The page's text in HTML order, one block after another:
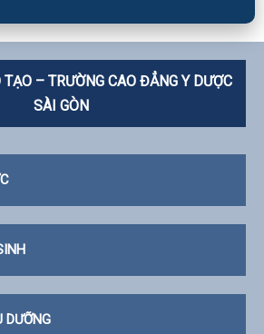
– TRƯỜNG CAO ĐẲNG Y DƯỢC
SÀI GÒN
DƯỠNG